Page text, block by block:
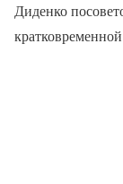
Диденко